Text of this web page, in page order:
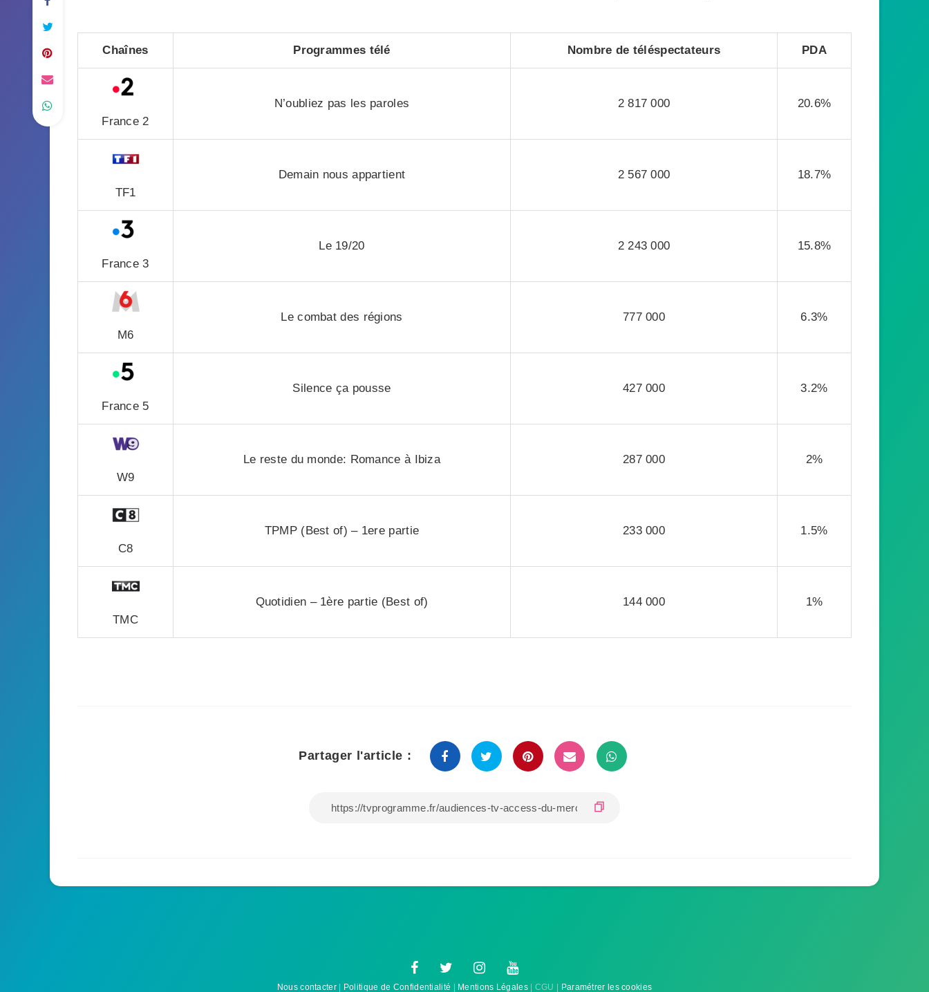
Chaînes Programmes télé Nombre de téléspectateurs PDA
France 2
N’oubliez pas les paroles 2 817 000 20.6%
TF1
Demain nous appartient 2 567 000 18.7%
France 3
Le 19/20 2 243 000 15.8%
M6
Le combat des régions 777 000 6.3%
France 5
Silence ça pousse 427 000 3.2%
W9
Le reste du monde: Romance à Ibiza 287 000 2%
C8
TPMP (Best of) – 1ere partie 233 000 1.5%
TMC
Quotidien – 1ère partie (Best of) 144 000 1%
Partager l'article :
Nous contacter| Politique de Confidentialité Mentions Légales| CGU | Paramétrer les cookies
vie privée